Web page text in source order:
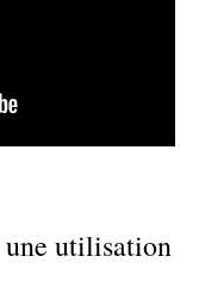
une utilisation